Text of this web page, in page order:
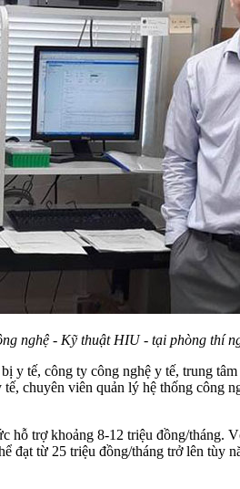
nghệ - Kỹ thuật HIU - tại phòng thí
y tế, công ty công nghệ y tế, trung
chuyên viên quản lý hệ thống công
hỗ trợ khoảng 8-12 triệu đồng/
đạt từ 25 triệu đồng/tháng trở lên tùy